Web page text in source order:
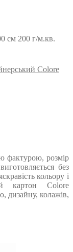
см 200 г/м.кв.
Colore
фактурою, розмір
без
кольору і
картон Colore
дизайну, колажів,